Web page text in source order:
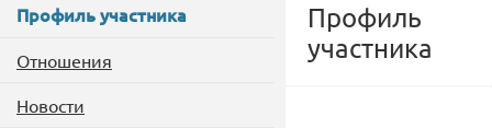
Профиль участника
Отношения
Новости
Профиль
участника